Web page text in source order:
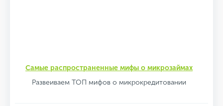
Самые распространенные мифы о микрозаймах
Развеиваем ТОП мифов о микрокредитовании